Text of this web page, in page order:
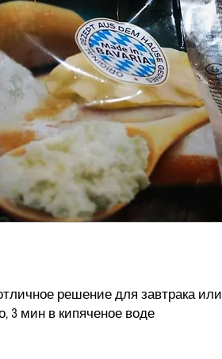
решение для завтрака или
3 мин в кипяченое воде